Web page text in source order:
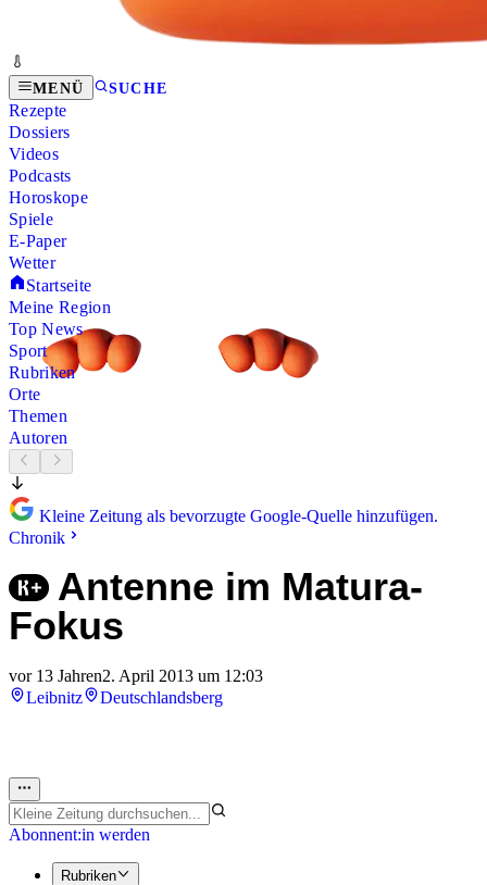
MENÜ SUCHE
Rezepte
Dossiers
Videos
Podcasts
Horoskope
Spiele
E-Paper
Wetter
Startseite
Meine Region
Top News
Sport
Rubriken
Orte
Themen
Autoren
Kleine Zeitung als bevorzugte Google-Quelle hinzufügen.
Chronik
Antenne im Matura-
Fokus
vor 13 Jahren2. April 2013 um 12:03
Leibnitz
Deutschlandsberg
Abonnent:in werden
Rubriken